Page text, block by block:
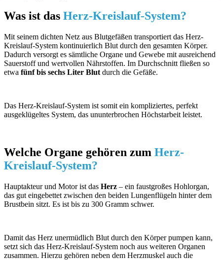
Was ist das Herz-Kreislauf-System?
Mit seinem dichten Netz aus Blutgefäßen transportiert das Herz-
Kreislauf-System kontinuierlich Blut durch den gesamten Körper.
Dadurch versorgt es sämtliche Organe und Gewebe mit ausreichend
Sauerstoff und wertvollen Nährstoffen. Im Durchschnitt fließen so
etwa fünf bis sechs Liter Blut durch die Gefäße.
Das Herz-Kreislauf-System ist somit ein kompliziertes, perfekt
ausgeklügeltes System, das ununterbrochen Höchstarbeit leistet.
Welche Organe gehören zum Herz-
Kreislauf-System?
Hauptakteur und Motor ist das Herz – ein faustgroßes Hohlorgan,
das gut eingebettet zwischen den beiden Lungenflügeln hinter dem
Brustbein sitzt. Es ist bis zu 300 Gramm schwer.
Damit das Herz unermüdlich Blut durch den Körper pumpen kann,
setzt sich das Herz-Kreislauf-System noch aus weiteren Organen
zusammen. Hierzu gehören neben dem Herzmuskel auch die